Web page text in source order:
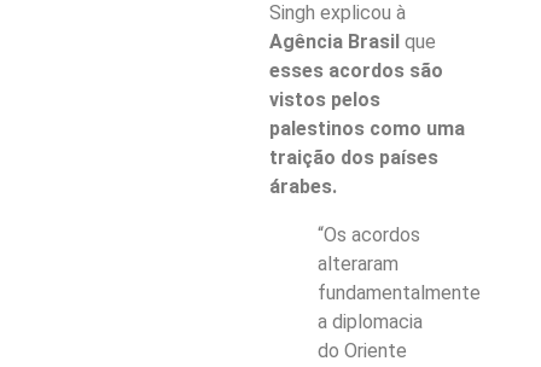
Singh explicou à
Agência Brasilque
esses acordos são
vistos pelos
palestinos como uma
traição dos países
árabes.
“Os acordos
alteraram
fundamentalmente
a diplomacia
do Oriente